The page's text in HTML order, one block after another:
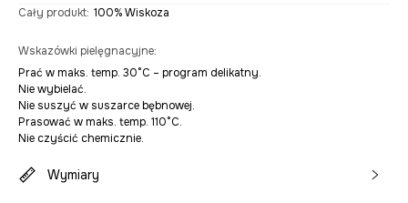
Cały produkt: 100% Wiskoza
Wskazówki pielęgnacyjne:
Prać w maks. temp. 30°C – program delikatny.
Nie wybielać.
Nie suszyć w suszarce bębnowej.
Prasować w maks. temp. 110°C.
Nie czyścić chemicznie.
Wymiary